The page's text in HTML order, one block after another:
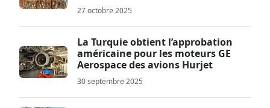
27 octobre 2025
La Turquie obtient l’approbation
américaine pour les moteurs GE
Aerospace des avions Hurjet
30 septembre 2025